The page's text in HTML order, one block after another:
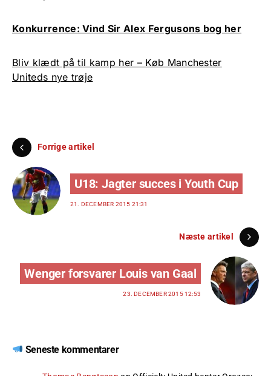
Konkurrence: Vind Sir Alex Fergusons bog her
Bliv klædt på til kamp her – Køb Manchester
Uniteds nye trøje
Forrige artikel
U18: Jagter succes i Youth Cup
21. DECEMBER 2015 21:31
Næste artikel
Wenger forsvarer Louis van Gaal
23. DECEMBER 2015 12:53
Seneste kommentarer